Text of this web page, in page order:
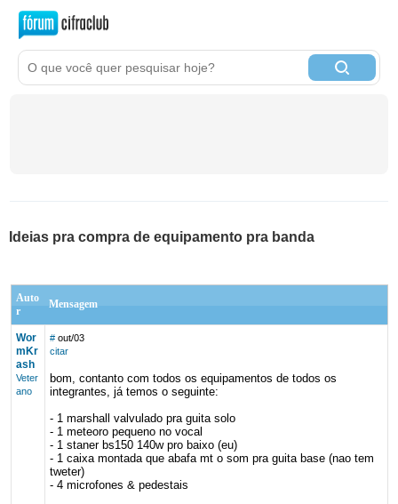
Ideias pra compra de equipamento pra banda
Auto
r
Mensagem
Wor
mKr
ash
Veter
ano
# out/03
citar
bom, contanto com todos os equipamentos de todos os
integrantes, já temos o seguinte:
- 1 marshall valvulado pra guita solo
- 1 meteoro pequeno no vocal
- 1 staner bs150 140w pro baixo (eu)
- 1 caixa montada que abafa mt o som pra guita base (nao tem
tweter)
- 4 microfones & pedestais